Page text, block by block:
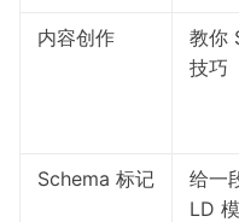
内容创作
教你
技巧
Schema 标记
给一
LD